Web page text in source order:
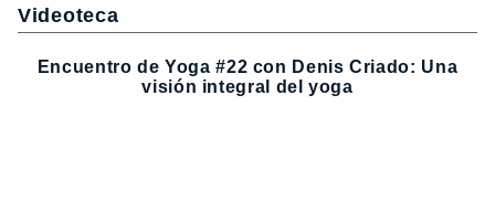
Videoteca
Encuentro de Yoga #22 con Denis Criado: Una
visión integral del yoga